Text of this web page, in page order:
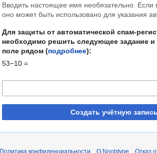
Вводить настоящее имя необязательно. Если
оно может быть использовано для указания
Для защиты от автоматической спам-
необходимо решить следующее задание и
поле рядом (подробнее):
53−10 =
Создать учётную запись
Политика конфиденциальности О Noobtype Отказ